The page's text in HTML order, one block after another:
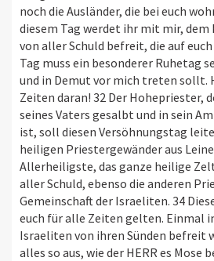
noch die Ausländer, die bei euch
diesem Tag werdet ihr mit mir, dem
von aller Schuld befreit, die auf
Tag muss ein besonderer Ruhetag
und in Demut vor mich treten sollt.
Zeiten daran! 32 Der Hohepriester,
seines Vaters gesalbt und in sein
ist, soll diesen Versöhnungstag
heiligen Priestergewänder aus
Allerheiligste, das ganze heilige
aller Schuld, ebenso die anderen
Gemeinschaft der Israeliten. 34
euch für alle Zeiten gelten. Einmal
Israeliten von ihren Sünden befreit
alles so aus, wie der HERR es Mose